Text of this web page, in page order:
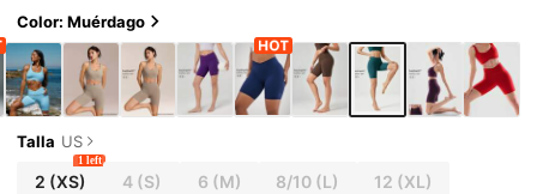
Color: Muérdago
Talla US
2 (XS)
1 left
4(S) 6 (M) 8/10 (L) 12 (XL)